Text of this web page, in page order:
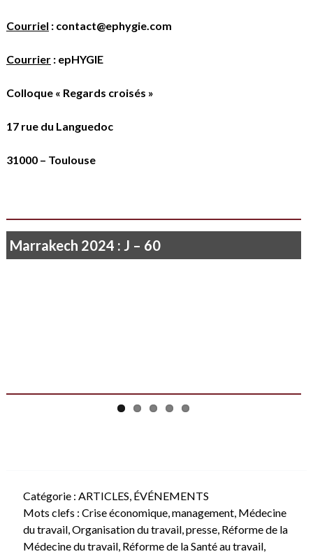
Courriel : contact@ephygie.com
Courrier: epHYGIE
Colloque « Regards croisés »
17 rue du Languedoc
31000 – Toulouse
Je ne vois rien que le soleil qui poudroie…
Catégorie : ARTICLES, ÉVÉNEMENTS
Mots clefs : Crise économique,management, Médecine
du travail,Organisation du travail,presse, Réforme de la
Médecine du travail, Réforme de la Santé au travail,